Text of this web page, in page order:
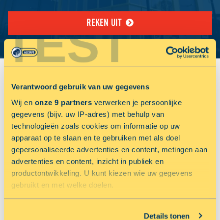
TEST
Verantwoord gebruik van uw gegevens
Wij en onze 9 partners verwerken je persoonlijke
gegevens (bijv. uw IP-adres) met behulp van
technologieën zoals cookies om informatie op uw
apparaat op te slaan en te gebruiken met als doel
gepersonaliseerde advertenties en content, metingen aan
advertenties en content, inzicht in publiek en
productontwikkeling. U kunt kiezen wie uw gegevens
gebruikt en met welke doelen.
Details tonen
REKEN UIT
VIND JOUW VESTIGING:
Jouw locatiediensten zijn uitgeschakeld.
Schakel jouw locatiediensten in om deze functie te gebruiken.
TOON OP KAART